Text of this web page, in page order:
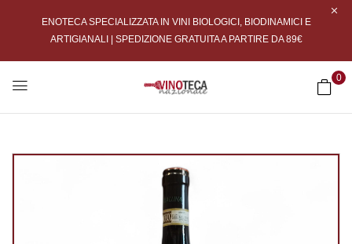
ENOTECA SPECIALIZZATA IN VINI BIOLOGICI, BIODINAMICI E
ARTIGIANALI | SPEDIZIONE GRATUITA A PARTIRE DA 89€
0